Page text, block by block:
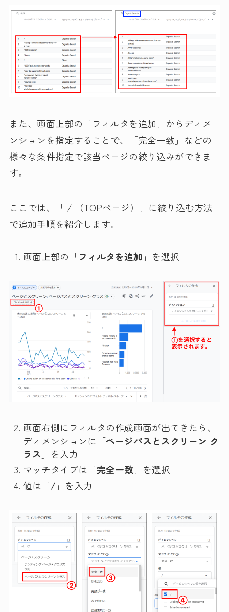
また、画面上部の「フィルタを追加」からディメ
ンションを指定することで、「完全一致」などの
様々な条件指定で該当ページの絞り込みができま
す。
ここでは、「 / （TOPページ）」に絞り込む方法
で追加手順を紹介します。
画面上部の「フィルタを追加 」を選択
画面右側にフィルタの作成画面が出てきたら、
ディメンションに「ページパスとスクリーン ク
ラス 」を入力
マッチタイプは「完全一致」を選択
値は「/ 」を入力